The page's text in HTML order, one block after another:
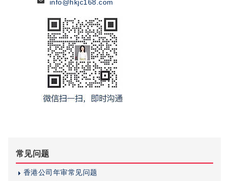
info@hkjc168.com
常见问题
香港公司年审常见问题